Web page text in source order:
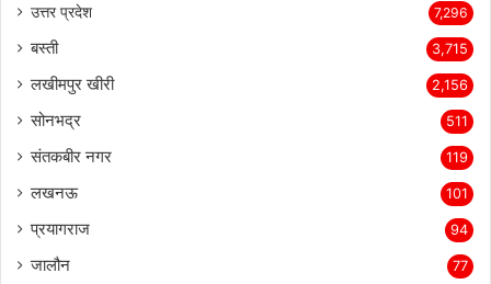
उत्तर प्रदेश 7,296
बस्ती 3,715
लखीमपुर खीरी 2,156
सोनभद्र 511
संतकबीर नगर 119
लखनऊ 101
प्रयागराज 94
जालौन 77